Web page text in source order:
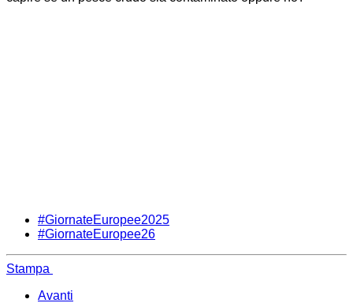
#GiornateEuropee2025
#GiornateEuropee26
Stampa
Avanti